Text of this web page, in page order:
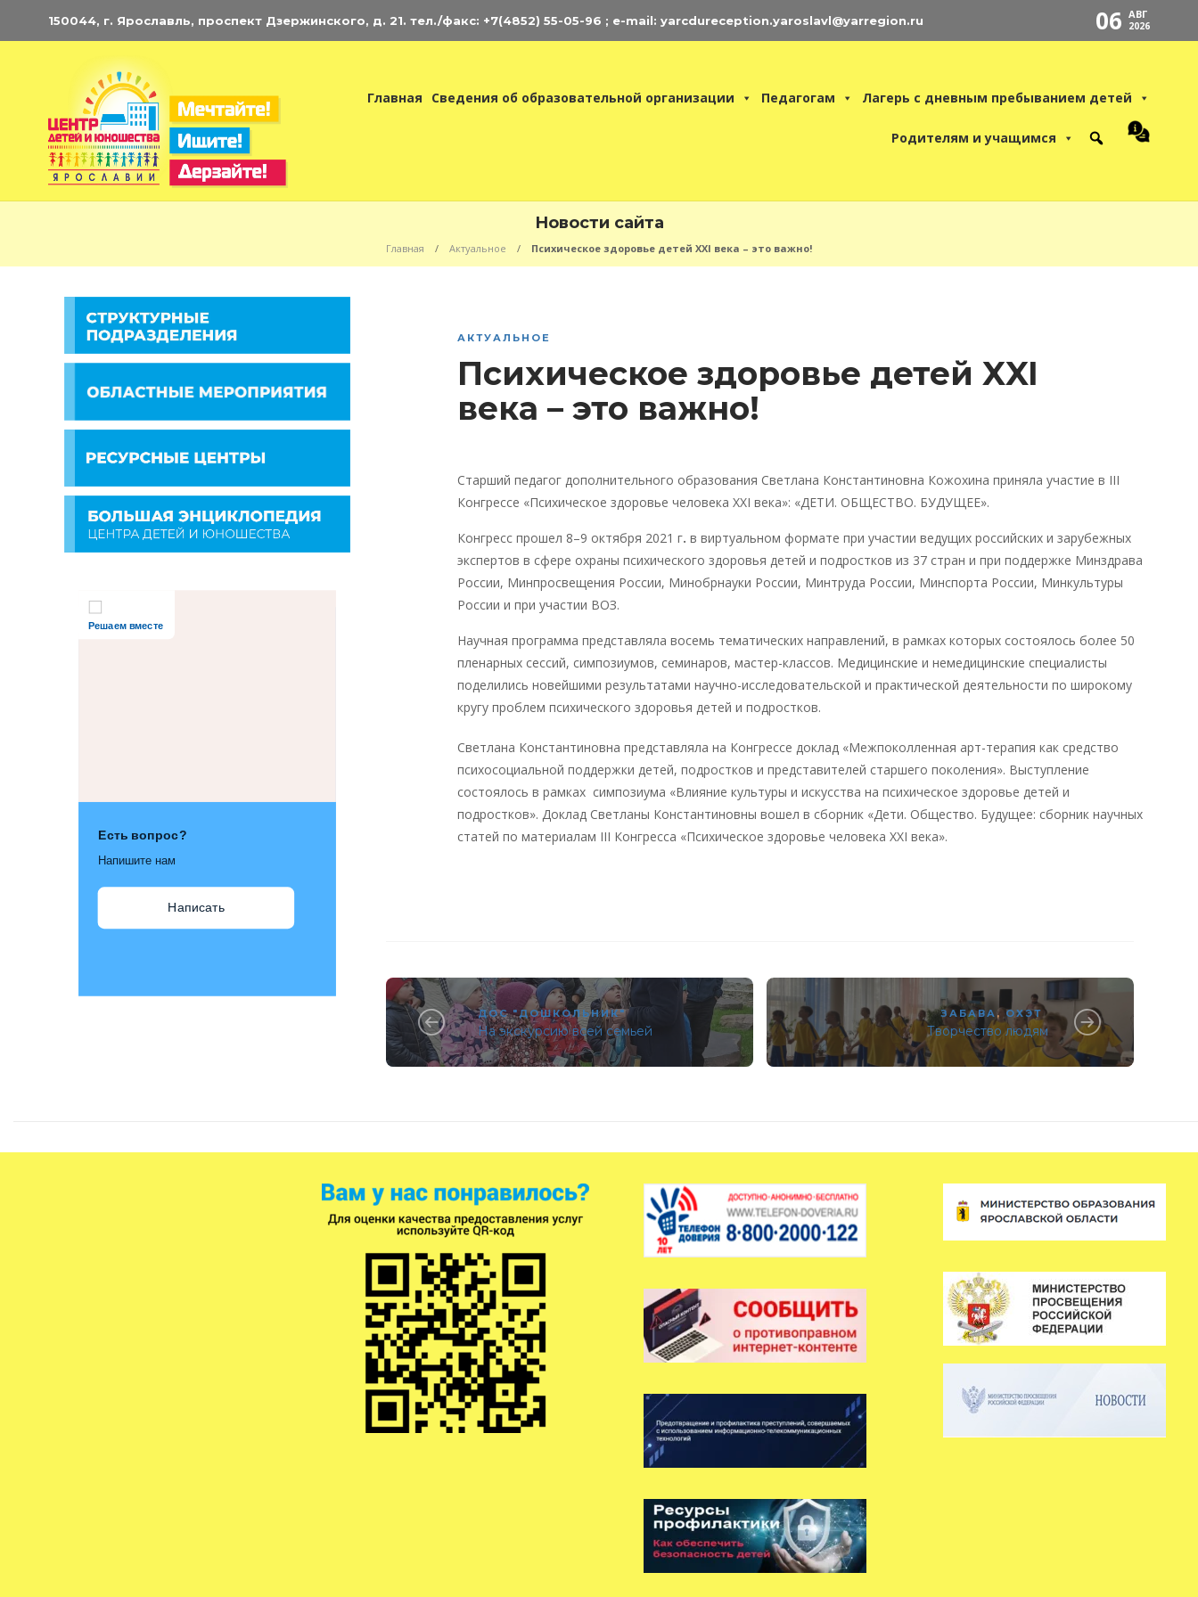
150044, г. Ярославль, проспект Дзержинского, д. 21. тел./факс: +7(4852) 55-05-96 ; e-mail: yarcdureception.yaroslavl@yarregion.ru 06 АВГ
2026
Главная Сведения об образовательной организации Педагогам Лагерь с дневным пребыванием детей
Родителям и учащимся
Новости сайта
Главная Актуальное Психическое здоровье детей XXI века – это важно!
АКТУАЛЬНОЕ
Психическое здоровье детей XXI
века – это важно!
Старший педагог дополнительного образования Светлана Константиновна Кожохина приняла участие в III
Конгрессе «Психическое здоровье человека XXI века»: «ДЕТИ. ОБЩЕСТВО. БУДУЩЕЕ».
Конгресс прошел 8–9 октября 2021 г. в виртуальном формате при участии ведущих российских и зарубежных
экспертов в сфере охраны психического здоровья детей и подростков из 37 стран и при поддержке Минздрава
России, Минпросвещения России, Минобрнауки России, Минтруда России, Минспорта России, Минкультуры
России и при участии ВОЗ.
Научная программа представляла восемь тематических направлений, в рамках которых состоялось более 50
пленарных сессий, симпозиумов, семинаров, мастер-классов. Медицинские и немедицинские специалисты
поделились новейшими результатами научно-исследовательской и практической деятельности по широкому
кругу проблем психического здоровья детей и подростков.
Светлана Константиновна представляла на Конгрессе доклад «Межпоколленная арт-терапия как средство
психосоциальной поддержки детей, подростков и представителей старшего поколения». Выступление
состоялось в рамках симпозиума «Влияние культуры и искусства на психическое здоровье детей и
подростков». Доклад Светланы Константиновны вошел в сборник «Дети. Общество. Будущее: сборник научных
статей по материалам III Конгресса «Психическое здоровье человека XXI века».
ДОС "ДОШКОЛЬНИК"
На экскурсию всей семьей
ЗАБАВА , ОХЭТ
Творчество людям
Энциклопедия
Решаем вместе
Есть вопрос?
Напишите нам
Написать